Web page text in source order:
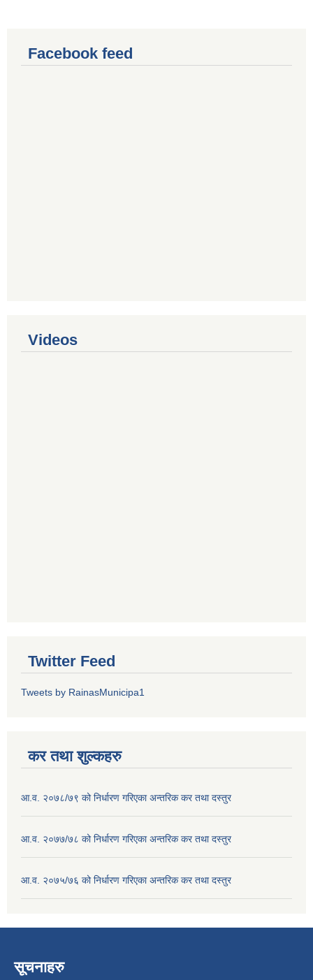
Facebook feed
Videos
Twitter Feed
Tweets by RainasMunicipa1
कर तथा शुल्कहरु
आ.व. २०७८/७९ को निर्धारण गरिएका अन्तरिक कर तथा दस्तुर
आ.व. २०७७/७८ को निर्धारण गरिएका अन्तरिक कर तथा दस्तुर
आ.व. २०७५/७६ को निर्धारण गरिएका अन्तरिक कर तथा दस्तुर
सूचनाहरु